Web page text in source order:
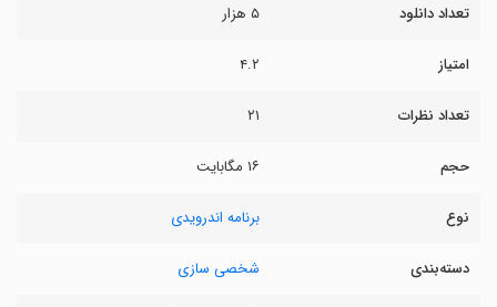
تعداد دانلود ۵ هزار
امتیاز ۴.۲
تعداد نظرات ۲۱
حجم ۱۶ مگابایت
نوع برنامه اندرویدی
دسته‌بندی شخصی سازی